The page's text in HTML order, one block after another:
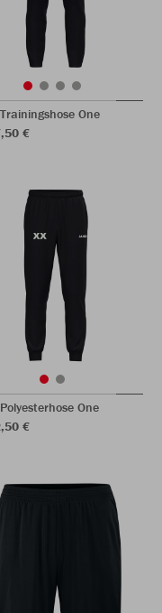
One
€
One
€